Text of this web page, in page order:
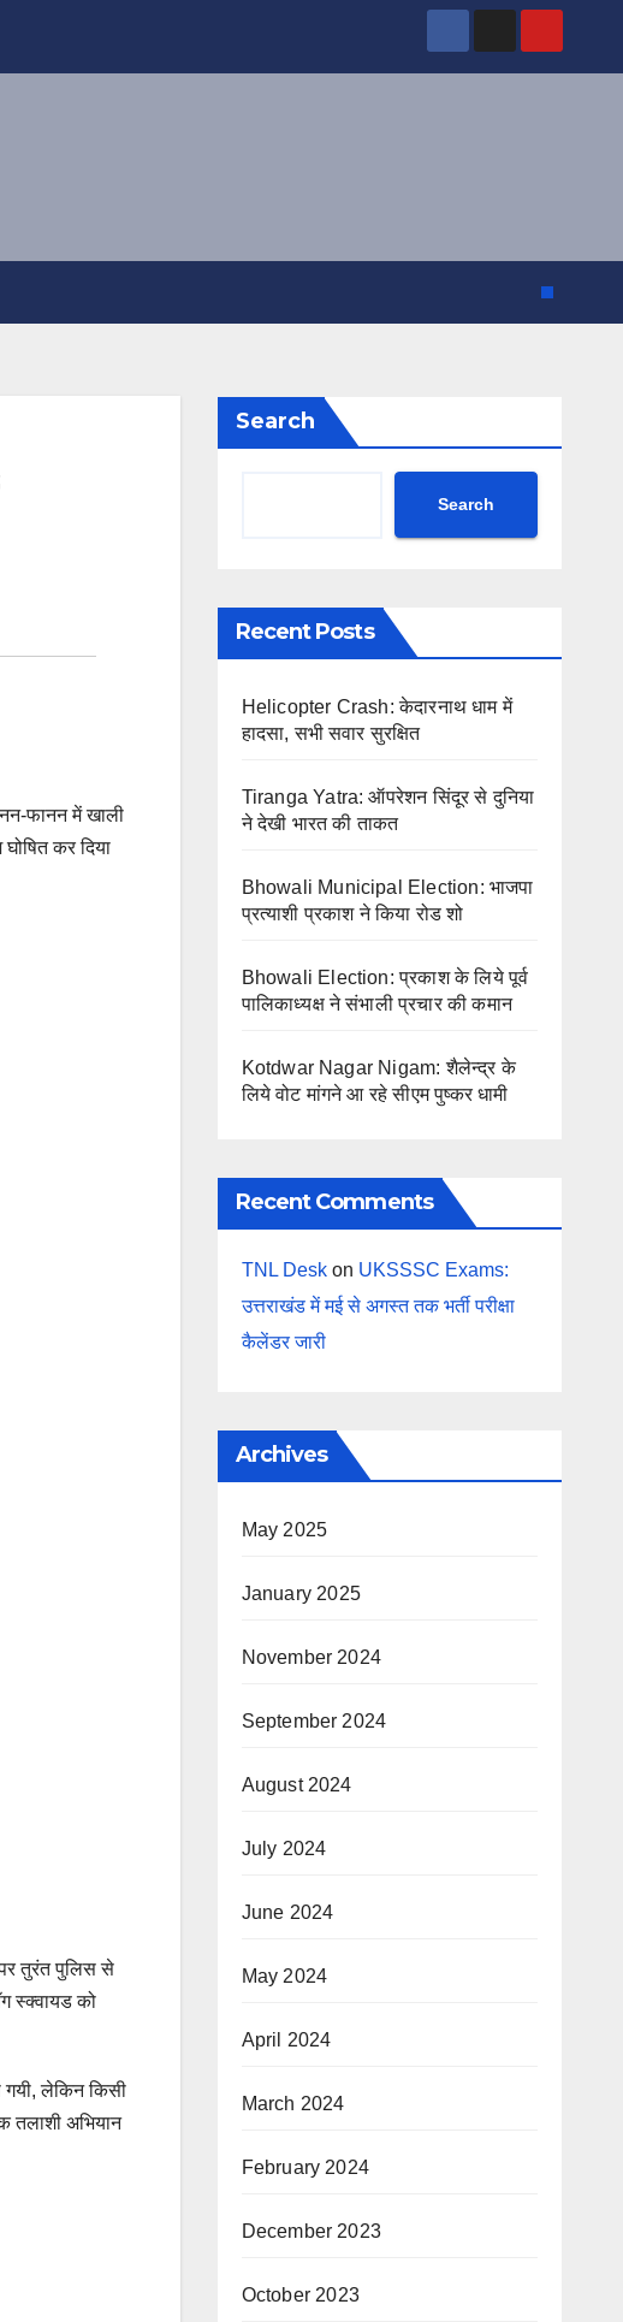
फानन में खाली
कर दिया
तुरंत पुलिस से
स्क्वायड को
गयी, लेकिन किसी
तलाशी अभियान
Search
Search
Recent Posts
Helicopter Crash: केदारनाथ धाम में
हादसा, सभी सवार सुरक्षित
Tiranga Yatra: ऑपरेशन सिंदूर से दुनिया
ने देखी भारत की ताकत
Bhowali Municipal Election: भाजपा
प्रत्याशी प्रकाश ने किया रोड शो
Bhowali Election: प्रकाश के लिये पूर्व
पालिकाध्यक्ष ने संभाली प्रचार की कमान
Kotdwar Nagar Nigam: शैलेन्द्र के
लिये वोट मांगने आ रहे सीएम पुष्कर धामी
Recent Comments
TNL Deskon UKSSSC Exams:
उत्तराखंड में मई से अगस्त तक भर्ती परीक्षा
कैलेंडर जारी
Archives
May 2025
January 2025
November 2024
September 2024
August 2024
July 2024
June 2024
May 2024
April 2024
March 2024
February 2024
December 2023
October 2023